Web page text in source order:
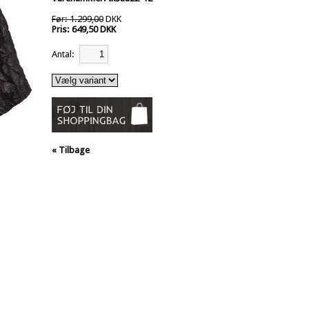
Før: 1.299,00DKK
Pris: 649,50 DKK
Antal:
« Tilbage